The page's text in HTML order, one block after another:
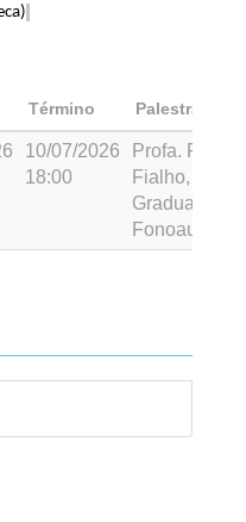
Término Palestrante
10/07/2026
18:00
Profa. Flávia
Fialho,
Graduados